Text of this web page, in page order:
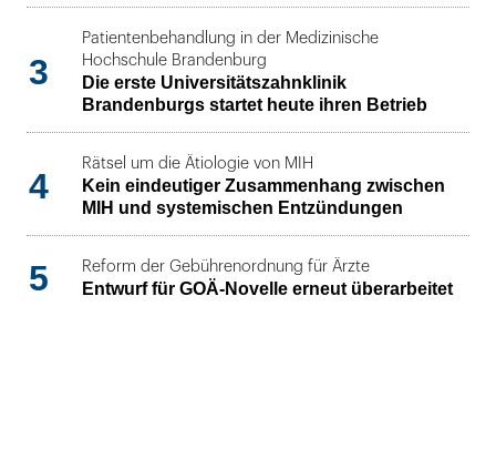
3
Patientenbehandlung in der Medizinische
Hochschule Brandenburg
Die erste Universitätszahnklinik
Brandenburgs startet heute ihren Betrieb
4
Rätsel um die Ätiologie von MIH
Kein eindeutiger Zusammenhang zwischen
MIH und systemischen Entzündungen
5 Reform der Gebührenordnung für Ärzte
Entwurf für GOÄ-Novelle erneut überarbeitet